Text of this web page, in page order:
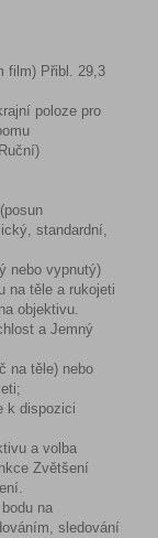
film) Přibl. 29,3
poloze pro
standardní,
nebo vypnutý)
na těle a rukojeti
objektivu.
a Jemný
na těle) nebo
k dispozici
a volba
Zvětšení
na
sledování